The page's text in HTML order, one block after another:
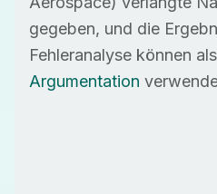
gegeben, und die
Fehleranalyse können
Argumentation